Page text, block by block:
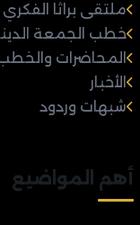
ملتقى براثا الفكري
خطب الجمعة
المحاضرات
الأخبار
شبهات وردود
أهم المواضيع